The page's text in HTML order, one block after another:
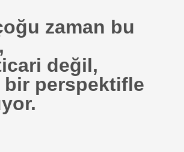
zaman bu
değil,
perspektifle